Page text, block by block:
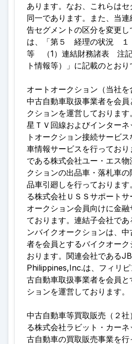
あります。なお、これらはセ
同一であります。また、当
告セグメントの区分を変更
は、「第５ 経理の状況 １
等 （1）連結財務諸表 注記
ト情報等）」に記載のとお
オートオークション（当社
中古自動車取扱事業者を会
クションを運営しておりま
星ＴＶ回線およびインター
トオークション接続サービ
車情報サービスを行ってお
である株式会社ユー・エス
クションの出品車・落札車
品車引廻しを行っておりま
る株式会社ＵＳＳサポートサ
オークション会員向けに金
ております。連結子会社で
ンバイクオークションは、
者を会員とするバイクオーク
おります。関連会社である
Philippines,Inc.は、フィリピ
古自動車取扱事業者を会員と
ションを運営しております。
中古自動車等買取販売（２
る株式会社ラビット・カー
古自動車の買取販売事業を